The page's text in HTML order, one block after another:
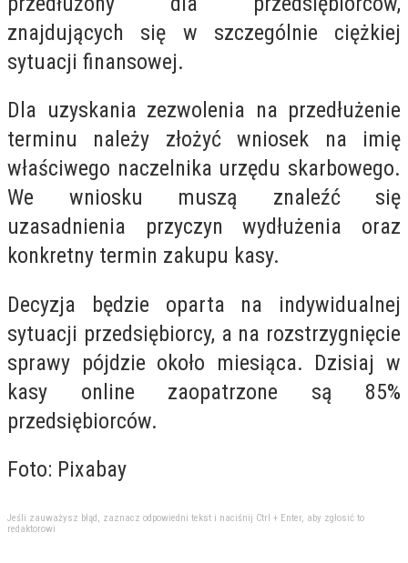
znajdujących się w szczególnie ciężkiej
sytuacji finansowej.
Dla uzyskania zezwolenia na przedłużenie
terminu należy złożyć wniosek na imię
właściwego naczelnika urzędu skarbowego.
We wniosku muszą znaleźć się
uzasadnienia przyczyn wydłużenia oraz
konkretny termin zakupu kasy.
Decyzja będzie oparta na indywidualnej
sytuacji przedsiębiorcy, a na rozstrzygnięcie
sprawy pójdzie około miesiąca. Dzisiaj w
kasy online zaopatrzone są 85%
przedsiębiorców.
Foto: Pixabay
Jeśli zauważysz błąd, zaznacz odpowiedni tekst i naciśnij Ctrl + Enter, aby zgłosić to
redaktorowi